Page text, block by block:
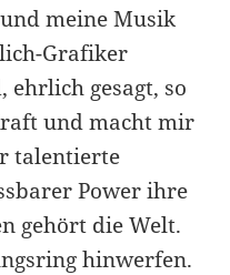
meine Musik
Grafiker
ehrlich gesagt, so
und macht mir
talentierte
Power ihre
gehört die Welt.
hinwerfen.